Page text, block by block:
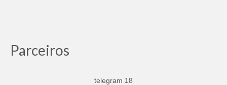
Parceiros
telegram 18